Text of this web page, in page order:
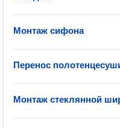
Монтаж сифона
Перенос
Монтаж стеклянной